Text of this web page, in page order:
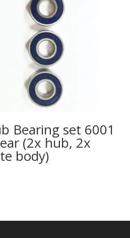
Bearing set 6001
(2x hub, 2x
body)